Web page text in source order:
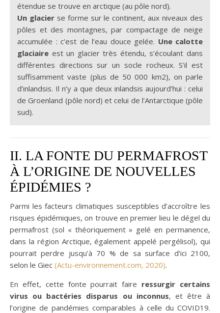
étendue se trouve en arctique (au pôle nord).
Un glacierse forme sur le continent, aux niveaux des
pôles et des montagnes, par compactage de neige
accumulée : c’est de l’eau douce gelée. Une calotte
glaciaire est un glacier très étendu, s’écoulant dans
différentes directions sur un socle rocheux. S’il est
suffisamment vaste (plus de 50 000 km2), on parle
d’inlandsis. Il n’y a que deux inlandsis aujourd’hui : celui
de Groenland (pôle nord) et celui de l’Antarctique (pôle
sud).
II. LA FONTE DU PERMAFROST
À L’ORIGINE DE NOUVELLES
ÉPIDÉMIES ?
Parmi les facteurs climatiques susceptibles d’accroître les
risques épidémiques, on trouve en premier lieu le dégel du
permafrost (sol « théoriquement » gelé en permanence,
dans la région Arctique, également appelé pergélisol), qui
pourrait perdre jusqu’à 70 % de sa surface d’ici 2100,
selon le Giec (Actu-environnement.com, 2020).
En effet, cette fonte pourrait faire ressurgir certains
virus ou bactéries disparus ou inconnus, et être à
l’origine de pandémies comparables à celle du COVID19.